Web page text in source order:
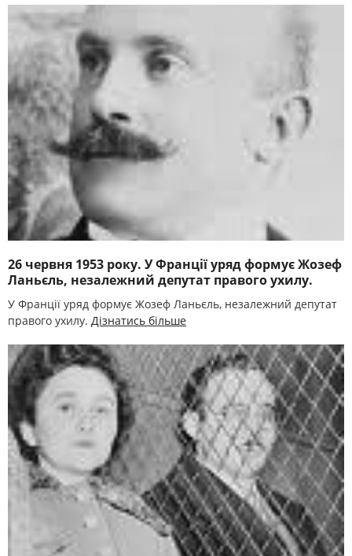
26 червня 1953 року. У Франції уряд формує Жозеф
Ланьєль, незалежний депутат правого ухилу.
У Франції уряд формує Жозеф Ланьєль, незалежний депутат
правого ухилу. Дізнатись більше